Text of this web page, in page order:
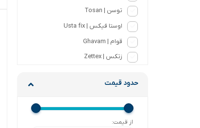
توسن | Tosan
اوستا فیکس | Usta fix
قوام | Ghavam
زتکس | Zettex
حدود قیمت
از قیمت: